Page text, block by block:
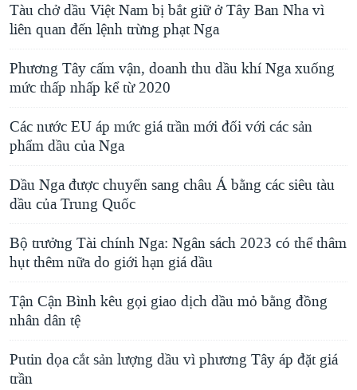
Tàu chở dầu Việt Nam bị bắt giữ ở Tây Ban Nha vì
liên quan đến lệnh trừng phạt Nga
Phương Tây cấm vận, doanh thu dầu khí Nga xuống
mức thấp nhấp kể từ 2020
Các nước EU áp mức giá trần mới đối với các sản
phẩm dầu của Nga
Dầu Nga được chuyển sang châu Á bằng các siêu tàu
dầu của Trung Quốc
Bộ trưởng Tài chính Nga: Ngân sách 2023 có thể thâm
hụt thêm nữa do giới hạn giá dầu
Tận Cận Bình kêu gọi giao dịch dầu mỏ bằng đồng
nhân dân tệ
Putin dọa cắt sản lượng dầu vì phương Tây áp đặt giá
trần